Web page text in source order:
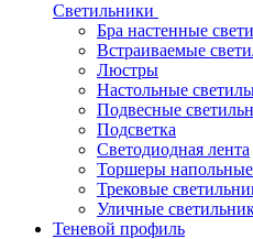
Светильники
Бра настенные
Встраиваемые
Люстры
Настольные
Подвесные
Подсветка
Светодиодная лента
Торшеры
Трековые
Уличные
Теневой профиль